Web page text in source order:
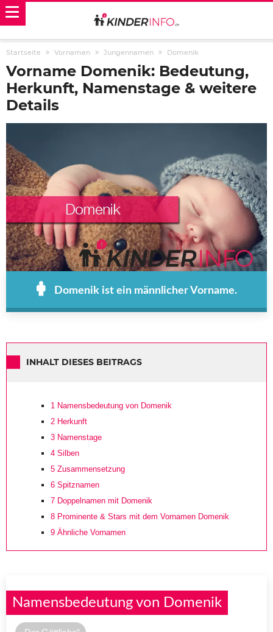
Startseite Vornamen Jungennamen Domenik
Vorname Domenik: Bedeutung,
Herkunft, Namenstage & weitere
Details
Domenik ist ein männlicher Vorname.
INHALT DIESES BEITRAGS
1 Namensbedeutung von Domenik
2 Herkunft
3 Namenstage
4 Silben
5 Zusammensetzung
6 Spitznamen
7 Doppelnamen mit Domenik
8 Prominente & Stars mit dem Vornamen Domenik
9 Ähnliche Vornamen
Namensbedeutung von Domenik